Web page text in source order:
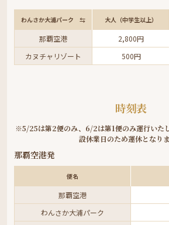
わんさか大浦パーク ⇆ 大人（中学生以上）
那覇空港 2,800円
カヌチャリゾート
500円
時刻表
※5/25は第2便のみ、6/2は第1便のみ運行いた
設休業日のため運休となりま
那覇空港発
便名
那覇空港
わんさか大浦パーク